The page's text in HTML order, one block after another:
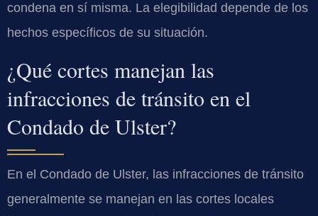
condena en sí misma. La elegibilidad depende de los
hechos específicos de su situación.
¿Qué cortes manejan las
infracciones de tránsito en el
Condado de Ulster?
En el Condado de Ulster, las infracciones de tránsito
generalmente se manejan en las cortes locales